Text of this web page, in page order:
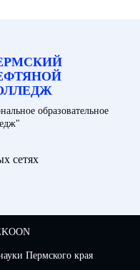
образовательное
сетях
Пермского края